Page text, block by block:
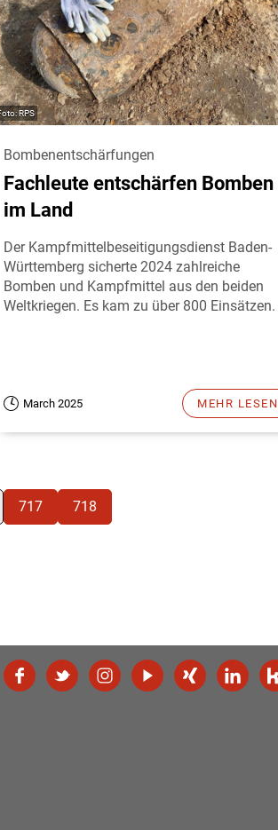
RPS
Bombenentschärfungen
Fachleute entschärfen Bomben
im Land
Der Kampfmittelbeseitigungsdienst Baden-
Württemberg sicherte 2024 zahlreiche
Bomben und Kampfmittel aus den beiden
Weltkriegen. Es kam zu über 800 Einsätzen.
March 2025 MEHR LESEN
717 718